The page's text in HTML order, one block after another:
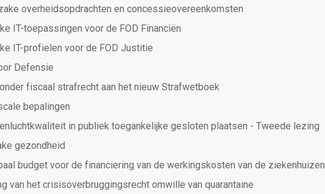
overheidsopdrachten en concessieovereenkomsten
IT-toepassingen voor de FOD Financiën
IT-profielen voor de FOD Justitie
Defensie
fiscaal strafrecht aan het nieuw Strafwetboek
bepalingen
in publiek toegankelijke gesloten plaatsen - Tweede lezing
gezondheid
budget voor de financiering van de werkingskosten van de ziekenhuizen
van het crisisoverbruggingsrecht omwille van quarantaine